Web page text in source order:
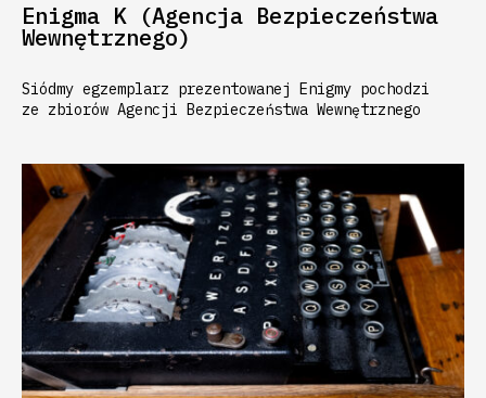
Enigma K (Agencja Bezpieczeństwa
Wewnętrznego)
Siódmy egzemplarz prezentowanej Enigmy pochodzi
ze zbiorów Agencji Bezpieczeństwa Wewnętrznego